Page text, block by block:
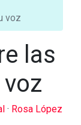
voz
las
· Rosa López